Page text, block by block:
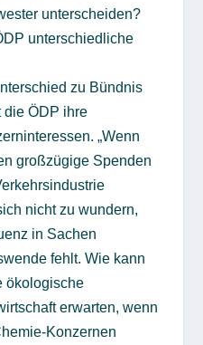
unterscheiden?
unterschiedliche
zu Bündnis
die ÖDP ihre
„Wenn
großzügige Spenden
nicht zu wundern,
in Sachen
fehlt. Wie kann
ökologische
erwarten, wenn
Konzernen